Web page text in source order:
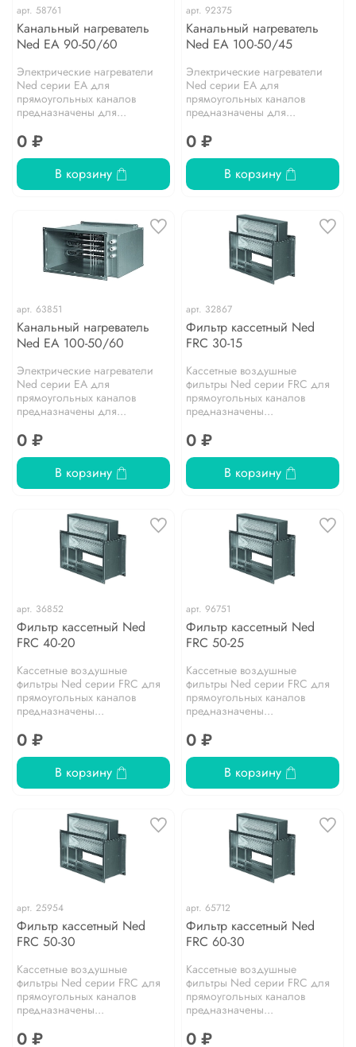
арт. 58761
Канальный нагреватель
Ned EA 90-50/60
Электрические нагреватели
Ned серии EA для
прямоугольных каналов
предназначены для...
0 ₽
В корзину
арт. 92375
Канальный нагреватель
Ned EA 100-50/45
Электрические нагреватели
Ned серии EA для
прямоугольных каналов
предназначены для...
0 ₽
В корзину
арт. 63851
Канальный нагреватель
Ned EA 100-50/60
Электрические нагреватели
Ned серии EA для
прямоугольных каналов
предназначены для...
0 ₽
В корзину
арт. 32867
Фильтр кассетный Ned
FRC 30-15
Кассетные воздушные
фильтры Ned серии FRC для
прямоугольных каналов
предназначены...
0 ₽
В корзину
арт. 36852
Фильтр кассетный Ned
FRC 40-20
Кассетные воздушные
фильтры Ned серии FRC для
прямоугольных каналов
предназначены...
0 ₽
В корзину
арт. 96751
Фильтр кассетный Ned
FRC 50-25
Кассетные воздушные
фильтры Ned серии FRC для
прямоугольных каналов
предназначены...
0 ₽
В корзину
арт. 25954
Фильтр кассетный Ned
FRC 50-30
Кассетные воздушные
фильтры Ned серии FRC для
прямоугольных каналов
предназначены...
0 ₽
арт. 65712
Фильтр кассетный Ned
FRC 60-30
Кассетные воздушные
фильтры Ned серии FRC для
прямоугольных каналов
предназначены...
0 ₽